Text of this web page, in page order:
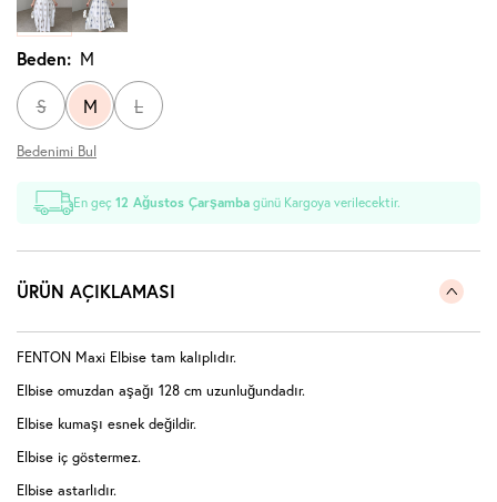
Beden: M
S M L
Bedenimi Bul
En geç12 Ağustos Çarşamba günü Kargoya verilecektir.
ÜRÜN AÇIKLAMASI
FENTON Maxi Elbise tam kalıplıdır.
Elbise omuzdan aşağı 128 cm uzunluğundadır.
Elbise kumaşı esnek değildir.
Elbise iç göstermez.
Elbise astarlıdır.